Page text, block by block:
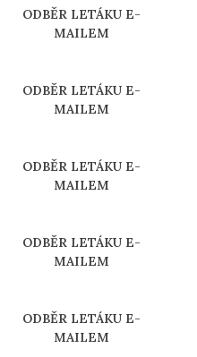
ODBĚR LETÁKU E-
MAILEM
ODBĚR LETÁKU E-
MAILEM
ODBĚR LETÁKU E-
MAILEM
ODBĚR LETÁKU E-
MAILEM
ODBĚR LETÁKU E-
MAILEM